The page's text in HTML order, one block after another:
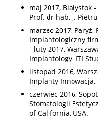
maj 2017, Białystok
Prof. dr hab, J.
marzec 2017, Paryż,
Implantologiczny
- luty 2017,
Implantology, ITI
listopad 2016,
Implanty
czerwiec 2016,
Stomatologii
of California, USA.